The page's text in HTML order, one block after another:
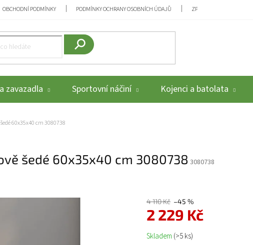
OBCHODNÍ PODMÍNKY PODMÍNKY OCHRANY OSOBNÍCH ÚDAJŮ ZPĚTNÝ ODBĚR
zavazadla Sportovní náčiní Kojenci a batolata
60x35x40 cm 3080738
šedé 60x35x40 cm 3080738 3080738
4 110 Kč –45 %
2 229 Kč
Měrná cena:
Skladem (>5 ks)